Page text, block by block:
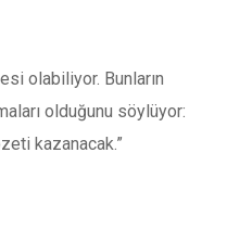
olabiliyor. Bunların
olduğunu söylüyor:
kazanacak.”